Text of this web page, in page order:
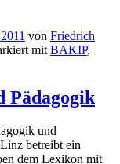
von Friedrich
mit BAKIP,
Pädagogik
und
betreibt ein
dem Lexikon mit